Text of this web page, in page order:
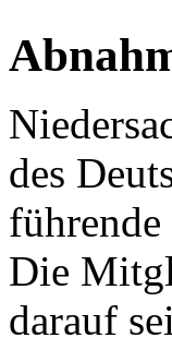
des
Die
darauf